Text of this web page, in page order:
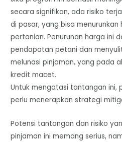
secara signifikan, ada risiko
di pasar, yang bisa menurunkan
pertanian. Penurunan harga ini
pendapatan petani dan
melunasi pinjaman, yang pada
kredit macet.
​Untuk mengatasi tantangan ini,
perlu menerapkan strategi
Potensi tantangan dan risiko
pinjaman ini memang serius,